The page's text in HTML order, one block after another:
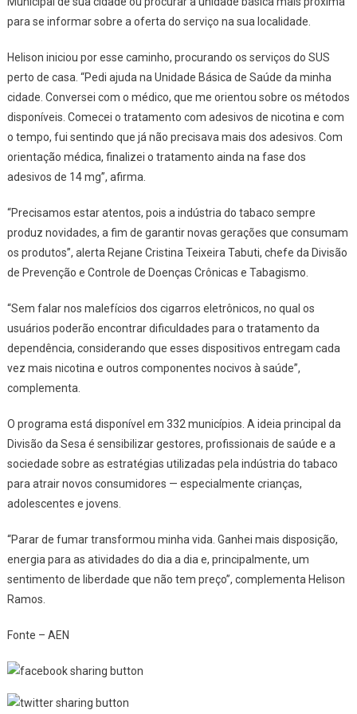
para se informar sobre a oferta do serviço na sua localidade.
Helison iniciou por esse caminho, procurando os serviços do SUS
perto de casa. “Pedi ajuda na Unidade Básica de Saúde da minha
cidade. Conversei com o médico, que me orientou sobre os métodos
disponíveis. Comecei o tratamento com adesivos de nicotina e com
o tempo, fui sentindo que já não precisava mais dos adesivos. Com
orientação médica, finalizei o tratamento ainda na fase dos
adesivos de 14 mg”, afirma.
“Precisamos estar atentos, pois a indústria do tabaco sempre
produz novidades, a fim de garantir novas gerações que consumam
os produtos”, alerta Rejane Cristina Teixeira Tabuti, chefe da Divisão
de Prevenção e Controle de Doenças Crônicas e Tabagismo.
“Sem falar nos malefícios dos cigarros eletrônicos, no qual os
usuários poderão encontrar dificuldades para o tratamento da
dependência, considerando que esses dispositivos entregam cada
vez mais nicotina e outros componentes nocivos à saúde”,
complementa.
O programa está disponível em 332 municípios. A ideia principal da
Divisão da Sesa é sensibilizar gestores, profissionais de saúde e a
sociedade sobre as estratégias utilizadas pela indústria do tabaco
para atrair novos consumidores — especialmente crianças,
adolescentes e jovens.
“Parar de fumar transformou minha vida. Ganhei mais disposição,
energia para as atividades do dia a dia e, principalmente, um
sentimento de liberdade que não tem preço”, complementa Helison
Ramos.
Fonte – AEN